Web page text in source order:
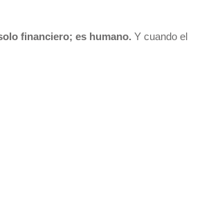
financiero; es humano. Y cuando el